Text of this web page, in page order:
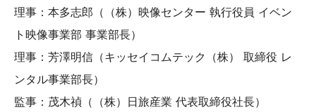
理事：本多志郎（（株）映像センター 執行役員 イベン
ト映像事業部 事業部長）
理事：芳澤明信（キッセイコムテック（株） 取締役 レ
ンタル事業部長）
監事：茂木禎（（株）日旅産業 代表取締役社長）